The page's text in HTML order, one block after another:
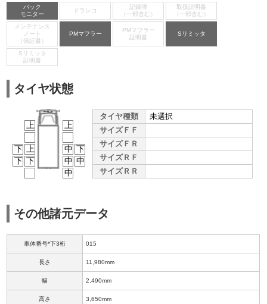
バック
モニター
ドラレコ
記録簿
（一部含む）
取扱説明書
（一部含む）
メンテナンス
ノート
（保証書）
PMマフラー
PMマフラー
証明書
Sリミッタ
Sリミッタ
証明書
タイヤ状態
上
下
上
下 下
上
中 下
中 中
中
タイヤ種類
未選択
サイズＦＦ
サイズＦＲ
サイズＲＦ
サイズＲＲ
その他諸元データ
車体番号*下3桁 015
長さ 11,980mm
幅 2,490mm
高さ 3,650mm